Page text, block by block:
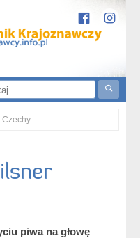
Czechy
piwa na głowę